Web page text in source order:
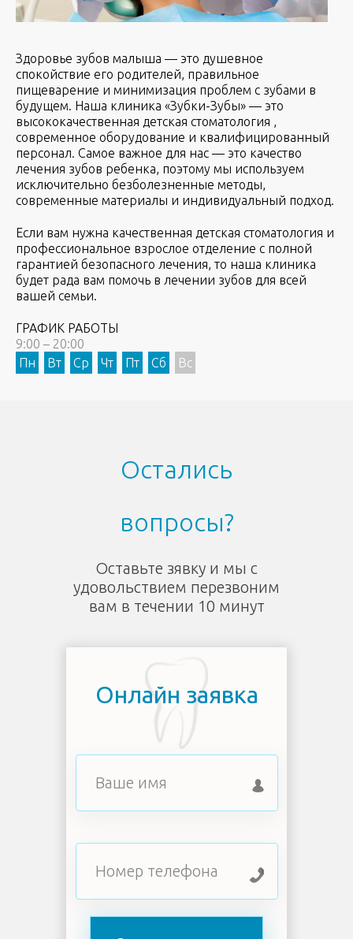
Здоровье зубов малыша — это душевное
спокойствие его родителей, правильное
пищеварение и минимизация проблем с зубами в
будущем. Наша клиника «Зубки-Зубы» — это
высококачественная детская стоматология ,
современное оборудование и квалифицированный
персонал. Самое важное для нас — это качество
лечения зубов ребенка, поэтому мы используем
исключительно безболезненные методы,
современные материалы и индивидуальный подход.
Если вам нужна качественная детская стоматология и
профессиональное взрослое отделение с полной
гарантией безопасного лечения, то наша клиника
будет рада вам помочь в лечении зубов для всей
вашей семьи.
ГРАФИК РАБОТЫ
9:00 – 20:00
Пн
Вт Ср Чт Пт Сб Вс
Остались
вопросы?
Оставьте зявку и мы с
удовольствием перезвоним
вам в течении 10 минут
Онлайн заявка